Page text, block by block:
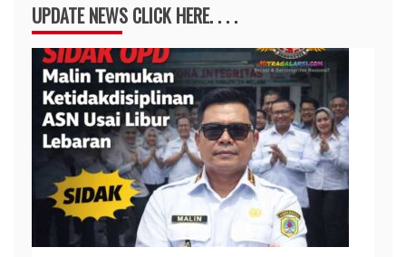
UPDATE NEWS CLICK HERE. . . .